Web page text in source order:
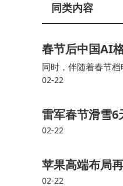
小米凭借供应链
度、更快充电速
年的手机市场值
同类内容
春节后中国AI
同时，伴随着春节
I订单量暴涨了782
02-22
雷军春节滑雪6
02-22
苹果高端布局
02-22